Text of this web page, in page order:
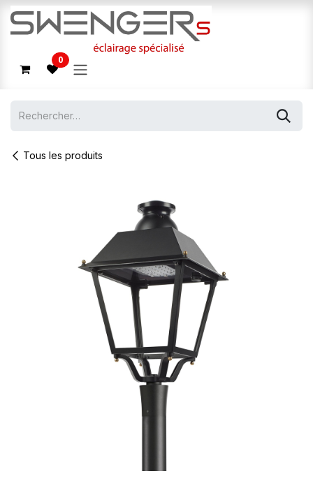
Se rendre au contenu
0
Tous les produits